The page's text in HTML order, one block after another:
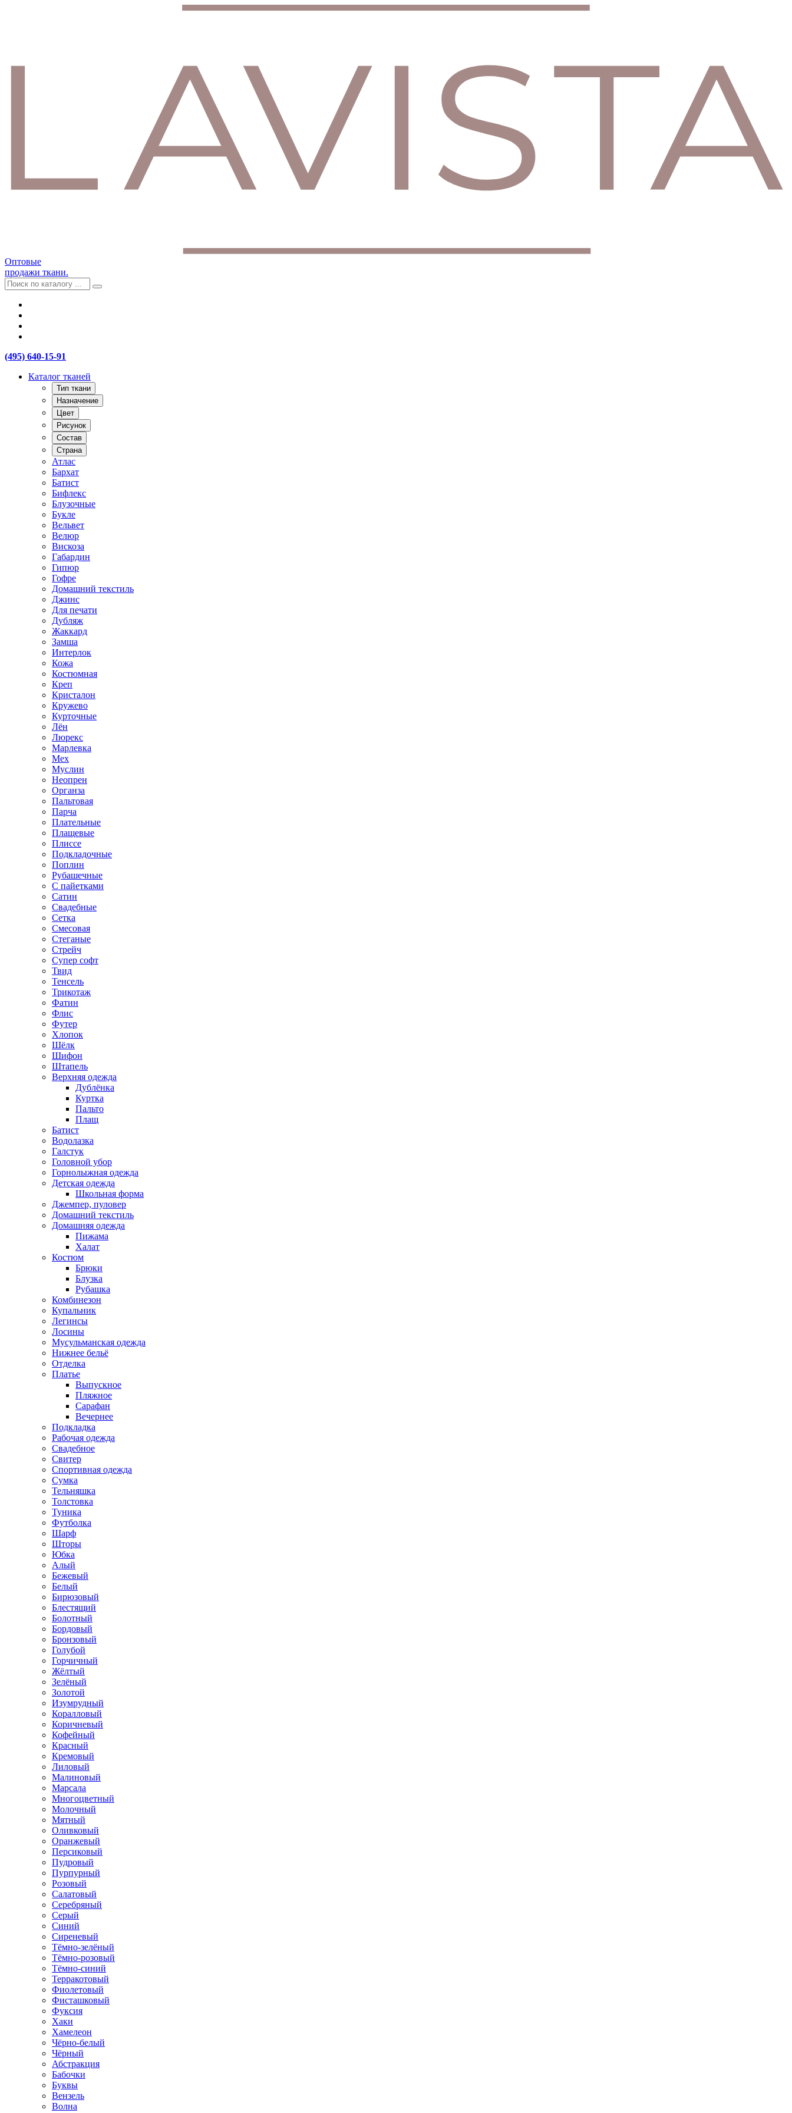
Оптовые
продажи ткани.
(495) 640-15-91
Каталог тканей
Тип ткани
Назначение
Цвет
Рисунок
Состав
Страна
Атлас
Бархат
Батист
Бифлекс
Блузочные
Букле
Вельвет
Велюр
Вискоза
Габардин
Гипюр
Гофре
Домашний текстиль
Джинс
Для печати
Дубляж
Жаккард
Замша
Интерлок
Кожа
Костюмная
Креп
Кристалон
Кружево
Курточные
Лён
Люрекс
Марлевка
Мех
Муслин
Неопрен
Органза
Пальтовая
Парча
Плательные
Плащевые
Плиссе
Подкладочные
Поплин
Рубашечные
С пайетками
Сатин
Свадебные
Сетка
Смесовая
Стеганые
Стрейч
Супер софт
Твид
Тенсель
Трикотаж
Фатин
Флис
Футер
Хлопок
Шёлк
Шифон
Штапель
Верхняя одежда
Дублёнка
Куртка
Пальто
Плащ
Батист
Водолазка
Галстук
Головной убор
Горнолыжная одежда
Детская одежда
Школьная форма
Джемпер, пуловер
Домашний текстиль
Домашняя одежда
Пижама
Халат
Костюм
Брюки
Блузка
Рубашка
Комбинезон
Купальник
Легинсы
Лосины
Мусульманская одежда
Нижнее бельё
Отделка
Платье
Выпускное
Пляжное
Сарафан
Вечернее
Подкладка
Рабочая одежда
Свадебное
Свитер
Спортивная одежда
Сумка
Тельняшка
Толстовка
Туника
Футболка
Шарф
Шторы
Юбка
Алый
Бежевый
Белый
Бирюзовый
Блестящий
Болотный
Бордовый
Бронзовый
Голубой
Горчичный
Жёлтый
Зелёный
Золотой
Изумрудный
Коралловый
Коричневый
Кофейный
Красный
Кремовый
Лиловый
Малиновый
Марсала
Многоцветный
Молочный
Мятный
Оливковый
Оранжевый
Персиковый
Пудровый
Пурпурный
Розовый
Салатовый
Серебряный
Серый
Синий
Сиреневый
Тёмно-зелёный
Тёмно-розовый
Тёмно-синий
Терракотовый
Фиолетовый
Фисташковый
Фуксия
Хаки
Хамелеон
Чёрно-белый
Чёрный
Абстракция
Бабочки
Буквы
Вензель
Волна